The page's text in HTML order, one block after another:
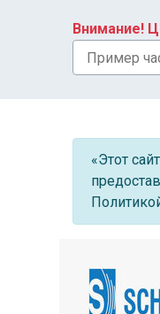
Внимание!
«Этот